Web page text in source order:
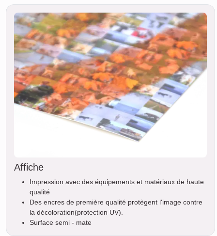
Affiche
Impression avec des équipements et matériaux de haute
qualité
Des encres de première qualité protègent l'image contre
la décoloration(protection UV).
Surface semi - mate